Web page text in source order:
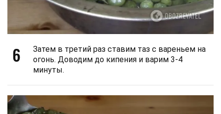
6
Затем в третий раз ставим таз с вареньем на
огонь. Доводим до кипения и варим 3-4
минуты.